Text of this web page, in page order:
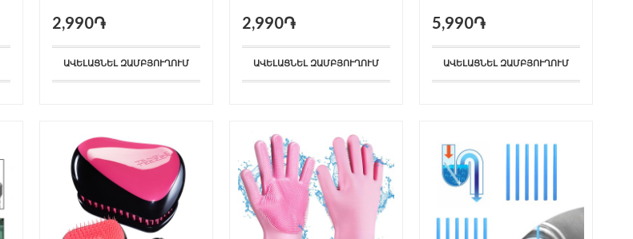
2,990֏
ԱՎԵԼԱՑՆԵԼ ԶԱՄԲՅՈՒՂՈՒՄ
2,990֏
ԱՎԵԼԱՑՆԵԼ ԶԱՄԲՅՈՒՂՈՒՄ
5,990֏
ԱՎԵԼԱՑՆԵԼ ԶԱՄԲՅՈՒՂՈՒՄ